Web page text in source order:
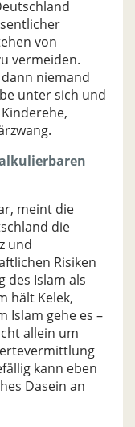
von
vermeiden.
niemand
unter sich und
meint die
die
und
Risiken
des Islam als
hält Kelek,
Islam gehe es –
allein um
kann eben
Dasein an